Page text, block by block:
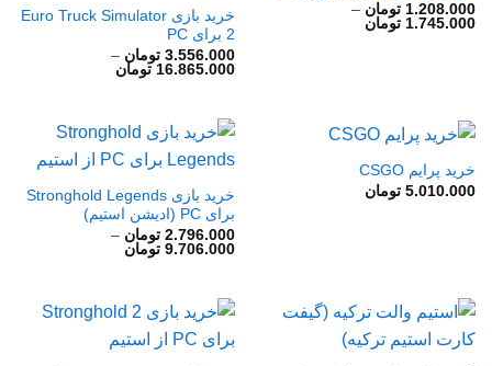
1.208.000 تومان –
1.745.000 تومانمحدوده
خرید بازی Euro Truck Simulator
2 برای PC
3.556.000 تومان –
16.865.000 تومانمحدوده
16.865.000 تومان
خرید پرایم CSGO
5.010.000 تومان
خرید بازی Stronghold Legends
برای PC (ادیشن استیم)
2.796.000 تومان –
9.706.000 تومانمحدوده
9.706.000 تومان